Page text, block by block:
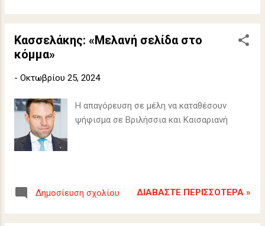
Κασσελάκης: «Μελανή σελίδα στο
κόμμα»
- Οκτωβρίου 25, 2024
Η απαγόρευση σε μέλη να καταθέσουν
ψήφισμα σε Βριλήσσια και Καισαριανή
Δημοσίευση σχολίου ΔΙΑΒΆΣΤΕ ΠΕΡΙΣΣΌΤΕΡΑ »